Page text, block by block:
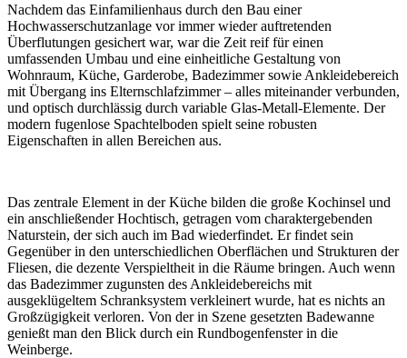
Nachdem das Einfamilienhaus durch den Bau einer
Hochwasserschutzanlage vor immer wieder auftretenden
Überflutungen gesichert war, war die Zeit reif für einen
umfassenden Umbau und eine einheitliche Gestaltung von
Wohnraum, Küche, Garderobe, Badezimmer sowie Ankleidebereich
mit Übergang ins Elternschlafzimmer – alles miteinander verbunden,
und optisch durchlässig durch variable Glas-Metall-Elemente. Der
modern fugenlose Spachtelboden spielt seine robusten
Eigenschaften in allen Bereichen aus.
Das zentrale Element in der Küche bilden die große Kochinsel und
ein anschließender Hochtisch, getragen vom charaktergebenden
Naturstein, der sich auch im Bad wiederfindet. Er findet sein
Gegenüber in den unterschiedlichen Oberflächen und Strukturen der
Fliesen, die dezente Verspieltheit in die Räume bringen. Auch wenn
das Badezimmer zugunsten des Ankleidebereichs mit
ausgeklügeltem Schranksystem verkleinert wurde, hat es nichts an
Großzügigkeit verloren. Von der in Szene gesetzten Badewanne
genießt man den Blick durch ein Rundbogenfenster in die
Weinberge.